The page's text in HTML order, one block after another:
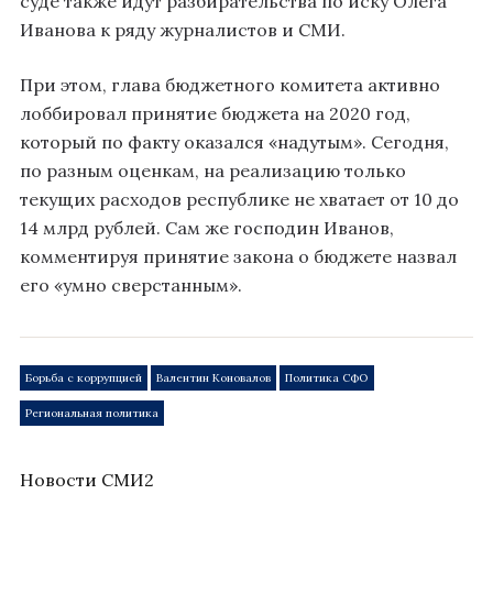
Иванова к ряду журналистов и СМИ.
При этом, глава бюджетного комитета активно
лоббировал принятие бюджета на 2020 год,
который по факту оказался «надутым». Сегодня,
по разным оценкам, на реализацию только
текущих расходов республике не хватает от 10 до
14 млрд рублей. Сам же господин Иванов,
комментируя принятие закона о бюджете назвал
его «умно сверстанным».
Борьба с коррупцией Валентин Коновалов Политика СФО
Региональная политика
Новости СМИ2